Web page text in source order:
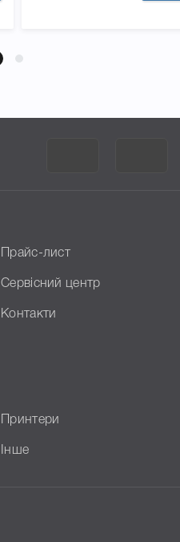
Прайс-лист
Сервісний центр
Контакти
Принтери
Інше